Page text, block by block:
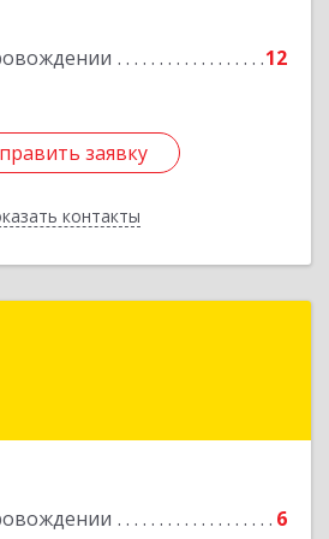
12
заявку
контакты
заявку
Назад
6